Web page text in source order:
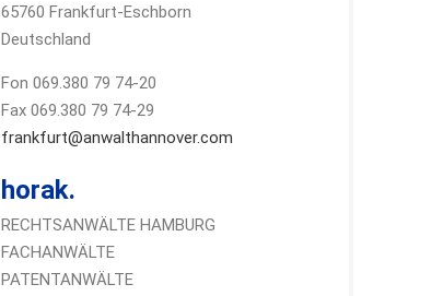
65760 Frankfurt-Eschborn
Deutschland
Fon 069.380 79 74-20
Fax 069.380 79 74-29
frankfurt@anwalthannover.com
horak.
RECHTSANWÄLTE HAMBURG
FACHANWÄLTE
PATENTANWÄLTE